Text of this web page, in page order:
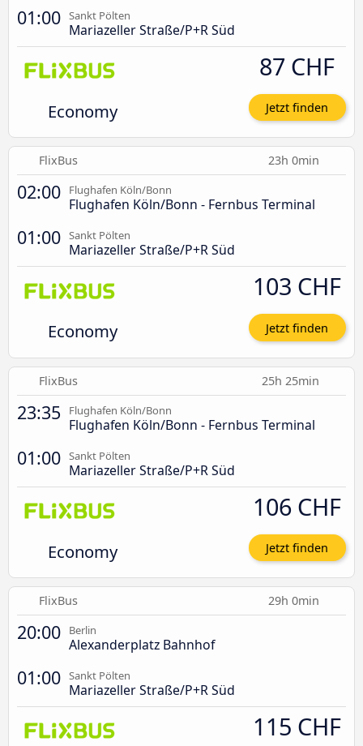
01:00 Sankt Pölten
Mariazeller Straße/P+R Süd
Economy
87 CHF
Jetzt finden
FlixBus 23h 0min
02:00 Flughafen Köln/Bonn
Flughafen Köln/Bonn - Fernbus Terminal
01:00 Sankt Pölten
Mariazeller Straße/P+R Süd
Economy
103 CHF
Jetzt finden
FlixBus 25h 25min
23:35 Flughafen Köln/Bonn
Flughafen Köln/Bonn - Fernbus Terminal
01:00 Sankt Pölten
Mariazeller Straße/P+R Süd
Economy
106 CHF
Jetzt finden
FlixBus 29h 0min
20:00 Berlin
Alexanderplatz Bahnhof
01:00 Sankt Pölten
Mariazeller Straße/P+R Süd
115 CHF